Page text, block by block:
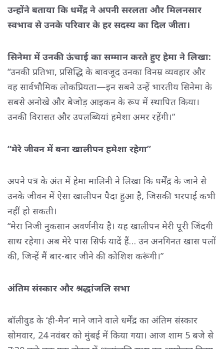
उन्होंने बताया कि धर्मेंद्र ने अपनी सरलता और मिलनसार
स्वभाव से उनके परिवार के हर सदस्य का दिल जीता।
सिनेमा में उनकी ऊंचाई का सम्मान करते हुए हेमा ने लिखा:
“उनकी प्रतिभा, प्रसिद्धि के बावजूद उनका विनम्र व्यवहार और
वह सार्वभौमिक लोकप्रियता—इन सबने उन्हें भारतीय सिनेमा के
सबसे अनोखे और बेजोड़ आइकन के रूप में स्थापित किया।
उनकी विरासत और उपलब्धियां हमेशा अमर रहेंगी।”
“मेरे जीवन में बना खालीपन हमेशा रहेगा”
अपने पत्र के अंत में हेमा मालिनी ने लिखा कि धर्मेंद्र के जाने से
उनके जीवन में ऐसा खालीपन पैदा हुआ है, जिसकी भरपाई कभी
नहीं हो सकती।
“मेरा निजी नुकसान अवर्णनीय है। यह खालीपन मेरी पूरी जिंदगी
साथ रहेगा। अब मेरे पास सिर्फ यादें हैं… उन अनगिनत खास पलों
की, जिन्हें मैं बार-बार जीने की कोशिश करूंगी।”
अंतिम संस्कार और श्रद्धांजलि सभा
बॉलीवुड के ‘ही-मैन’ माने जाने वाले धर्मेंद्र का अंतिम संस्कार
सोमवार, 24 नवंबर को मुंबई में किया गया। आज शाम 5 बजे से